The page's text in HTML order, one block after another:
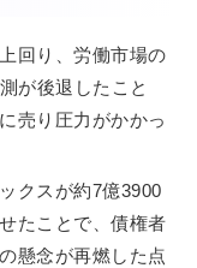
回り、労働市場の
が後退したこと
売り圧力がかかっ
クスが約7億3900
たことで、債権者
懸念が再燃した点